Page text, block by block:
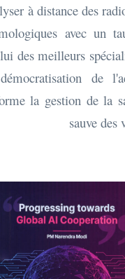
à distance des
avec un
des meilleurs
de
la gestion de la
sauve des